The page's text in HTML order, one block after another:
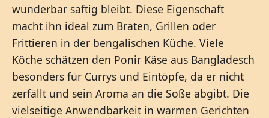
wunderbar saftig bleibt. Diese Eigenschaft
macht ihn ideal zum Braten, Grillen oder
Frittieren in der bengalischen Küche. Viele
Köche schätzen den Ponir Käse aus Bangladesch
besonders für Currys und Eintöpfe, da er nicht
zerfällt und sein Aroma an die Soße abgibt. Die
vielseitige Anwendbarkeit in warmen Gerichten